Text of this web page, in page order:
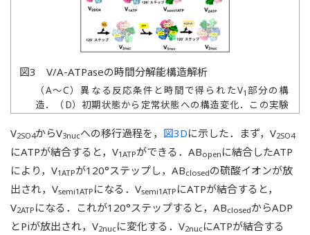
図3 V/A-ATPaseの時間分解能構造解析
（A～C）異なる反応条件と時間で得られたV1 部分の構
造．（D）初期状態から定常状態への構造変化．この実験
V2SO4からV3nucへの移行過程を， 図3Dに示した．まず，V2SO4
にATPが結合すると，V1ATPができる．ABopen に結合したATP
により，V1ATPが120°ステップし，ABclosedの硫酸イオンが放
出され，Vsemi1ATP になる．Vsemi1ATP にATPが結合すると，
V2ATP になる．これが120°ステップすると，ABclosedからADP
とPiが放出され，V2nucに変化する．V2nucにATPが結合する